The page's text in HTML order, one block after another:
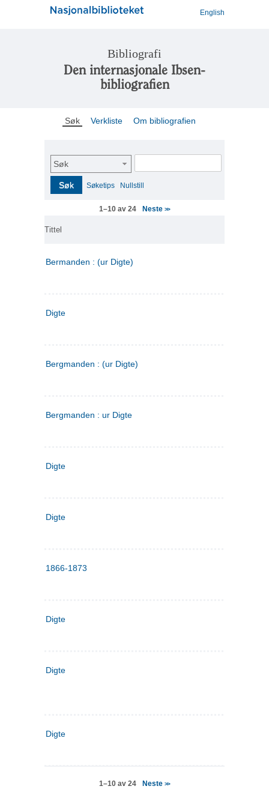
English
Bibliografi
Den internasjonale Ibsen-
bibliografien
Søk Verkliste Om bibliografien
Søk
Søk Søketips Nullstill
1–10 av 24 Neste>>
Tittel
Bermanden : (ur Digte)
Digte
Bergmanden : (ur Digte)
Bergmanden : ur Digte
Digte
Digte
1866-1873
Digte
Digte
Digte
1–10 av 24 Neste>>